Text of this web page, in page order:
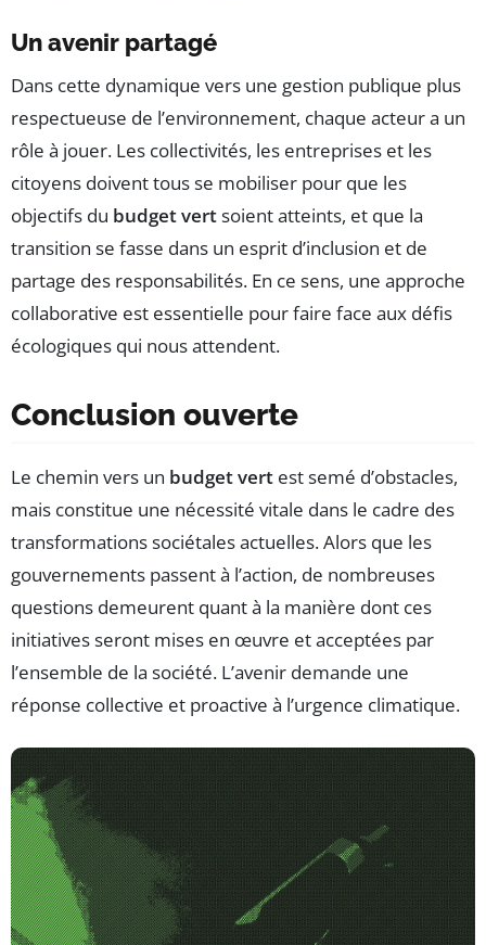
Un avenir partagé
Dans cette dynamique vers une gestion publique plus
respectueuse de l’environnement, chaque acteur a un
rôle à jouer. Les collectivités, les entreprises et les
citoyens doivent tous se mobiliser pour que les
objectifs du budget vertsoient atteints, et que la
transition se fasse dans un esprit d’inclusion et de
partage des responsabilités. En ce sens, une approche
collaborative est essentielle pour faire face aux défis
écologiques qui nous attendent.
Conclusion ouverte
Le chemin vers un budget vert est semé d’obstacles,
mais constitue une nécessité vitale dans le cadre des
transformations sociétales actuelles. Alors que les
gouvernements passent à l’action, de nombreuses
questions demeurent quant à la manière dont ces
initiatives seront mises en œuvre et acceptées par
l’ensemble de la société. L’avenir demande une
réponse collective et proactive à l’urgence climatique.